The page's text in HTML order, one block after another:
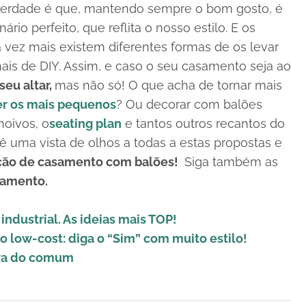
é que, mantendo sempre o bom gosto, é
perfeito, que reflita o nosso estilo. E os
mais existem diferentes formas de os levar
de DIY. Assim, e caso o seu casamento seja ao
altar, mas não só! O que acha de tornar mais
os mais pequenos? Ou decorar com balões
oseating plan e tantos outros recantos do
uma vista de olhos a todas a estas propostas e
de casamento com balões! Siga também as
As ideias mais TOP!
low-cost: diga o “Sim” com muito estilo!
do comum